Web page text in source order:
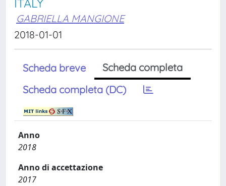
ITALY
GABRIELLA MANGIONE
2018-01-01
Scheda breve
Scheda completa
Scheda completa (DC)
Anno
2018
Anno di accettazione
2017